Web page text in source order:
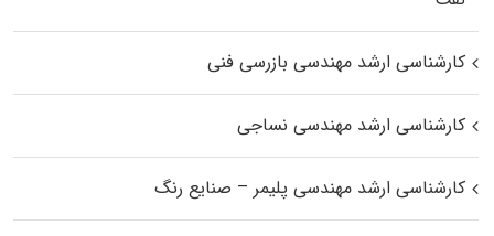
کارشناسی ارشد مهندسی بازرسی فنی
کارشناسی ارشد مهندسی نساجی
کارشناسی ارشد مهندسی پلیمر – صنایع رنگ